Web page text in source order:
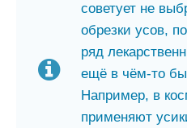
советует не
обрезки усов,
ряд
ещё в чём-то
Например, в
применяют